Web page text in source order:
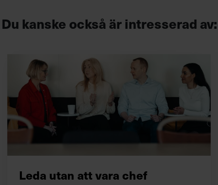
Du kanske också är intresserad av:
Leda utan att vara chef